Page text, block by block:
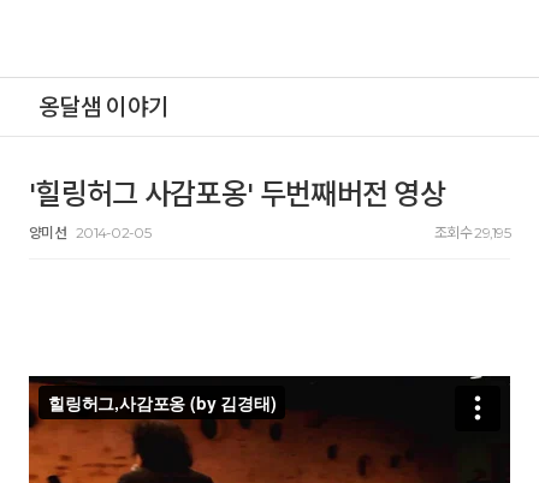
옹달샘 이야기
'힐링허그 사감포옹' 두번째버전 영상
양미선 2014-02-05 조회수 29,195